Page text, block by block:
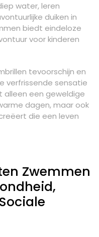
water, leren
duiken in
biedt eindeloze
voor kinderen
tevoorschijn en
verfrissende sensatie
alleen een geweldige
dagen, maar ook
die een leven
Zwemmen